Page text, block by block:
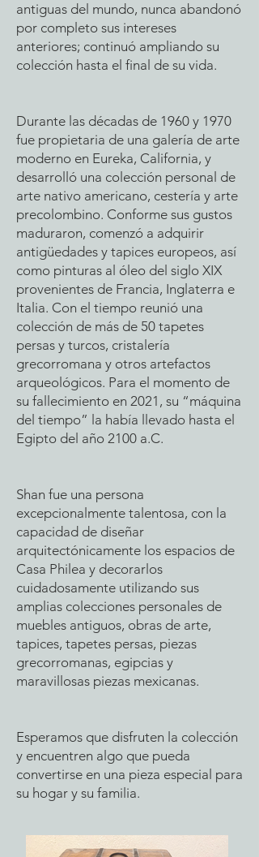
antiguas del mundo, nunca abandonó
por completo sus intereses
anteriores; continuó ampliando su
colección hasta el final de su vida.
Durante las décadas de 1960 y 1970
fue propietaria de una galería de arte
moderno en Eureka, California, y
desarrolló una colección personal de
arte nativo americano, cestería y arte
precolombino. Conforme sus gustos
maduraron, comenzó a adquirir
antigüedades y tapices europeos, así
como pinturas al óleo del siglo XIX
provenientes de Francia, Inglaterra e
Italia. Con el tiempo reunió una
colección de más de 50 tapetes
persas y turcos, cristalería
grecorromana y otros artefactos
arqueológicos. Para el momento de
su fallecimiento en 2021, su “máquina
del tiempo” la había llevado hasta el
Egipto del año 2100 a.C.
Shan fue una persona
excepcionalmente talentosa, con la
capacidad de diseñar
arquitectónicamente los espacios de
Casa Philea y decorarlos
cuidadosamente utilizando sus
amplias colecciones personales de
muebles antiguos, obras de arte,
tapices, tapetes persas, piezas
grecorromanas, egipcias y
maravillosas piezas mexicanas.
Esperamos que disfruten la colección
y encuentren algo que pueda
convertirse en una pieza especial para
su hogar y su familia.